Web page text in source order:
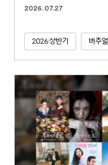
2026.07.27
2026상반기 버추